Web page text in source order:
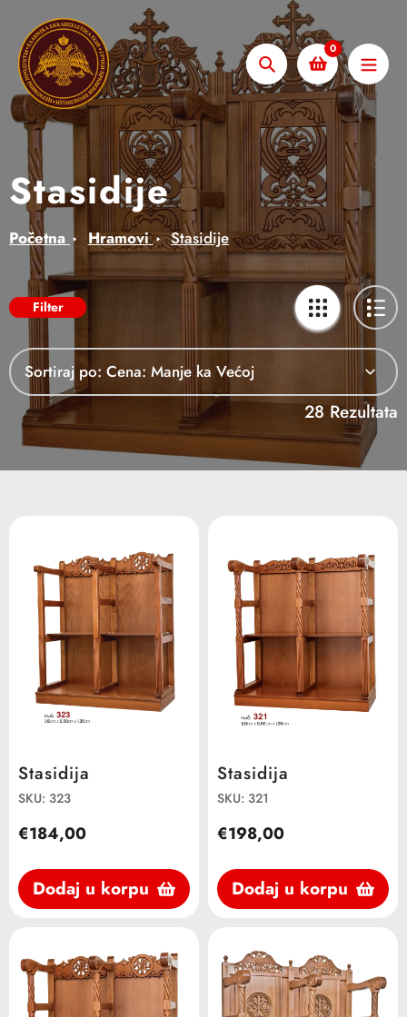
content
Pretraži
0
Stasidije
Početna Hramovi Stasidije
Filter
Sortiraj po:
28 Rezultata
Stasidija
SKU: 323
€184,00
Dodaj u korpu
Stasidija
SKU: 321
€198,00
Dodaj u korpu